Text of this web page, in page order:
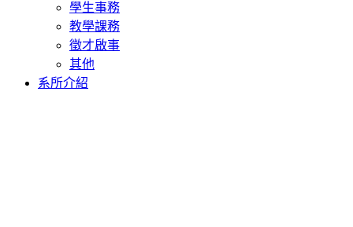
學生事務
教學課務
徵才啟事
其他
系所介紹